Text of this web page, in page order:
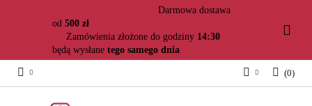
Darmowa dostawa
od 500 zł
Zamówienia złożone do godziny 14:30
będą wysłane tego samego dnia
(0)